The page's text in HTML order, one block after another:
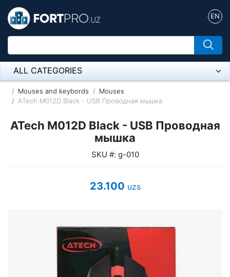
EN
ALL CATEGORIES
Микрофон
Оборудование Mikrotik
Stereo systems
Mouses and keybords
Mouses
ATech M012D Black - USB Проводная мышка
ATech M012D Black - USB Проводная
мышка
SKU #: g-010
23.100 uzs